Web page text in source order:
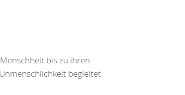
bis zu ihren
begleitet